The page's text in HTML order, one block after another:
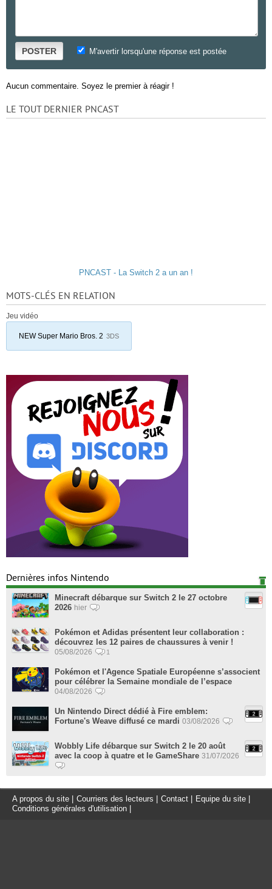
POSTER M'avertir lorsqu'une réponse est postée
Aucun commentaire. Soyez le premier à réagir !
LE TOUT DERNIER PNCAST
PNCAST - La Switch 2 a un an !
MOTS-CLÉS EN RELATION
Jeu vidéo
NEW Super Mario Bros. 2 3DS
Dernières infos Nintendo
Minecraft débarque sur Switch 2 le 27 octobre
2026 hier
Pokémon et Adidas présentent leur collaboration :
découvrez les 12 paires de chaussures à venir !
05/08/2026 1
Pokémon et l'Agence Spatiale Européenne s’associent
pour célébrer la Semaine mondiale de l’espace
04/08/2026
Un Nintendo Direct dédié à Fire emblem:
Fortune's Weave diffusé ce mardi 03/08/2026
Wobbly Life débarque sur Switch 2 le 20 août
avec la coop à quatre et le GameShare 31/07/2026
A propos du site Courriers des lecteurs Contact Equipe du site
Conditions générales d'utilisation